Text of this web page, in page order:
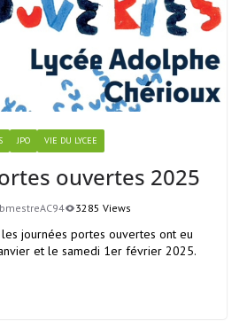
JPO VIE DU LYCEE
ouvertes 2025
3285 Views
journées portes ouvertes ont eu
et le samedi 1er février 2025.